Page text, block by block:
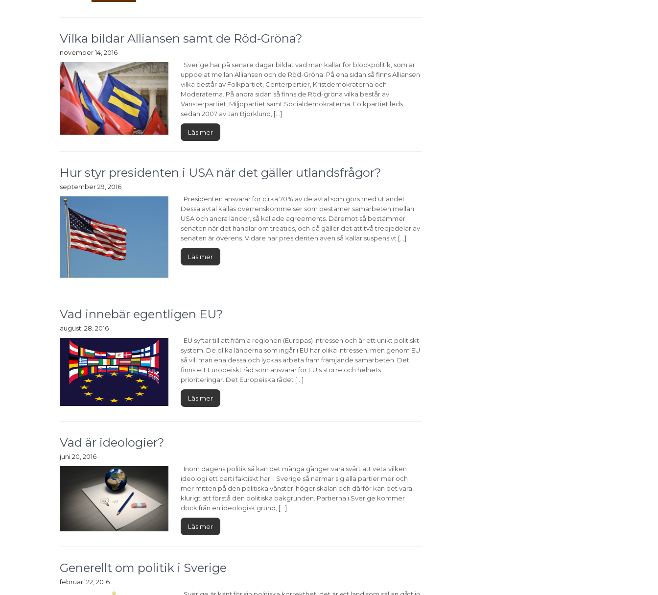
Vilka bildar Alliansen samt de Röd-Gröna?
november 14, 2016
Sverige har på senare dagar bildat vad man kallar för blockpolitik, som är
uppdelat mellan Alliansen och de Röd-Gröna. På ena sidan så finns Alliansen
vilka består av Folkpartiet, Centerpertier, Kristdemokraterna och
Moderaterna. På andra sidan så finns de Röd-gröna vilka består av
Vänsterpartiet, Miljöpartiet samt Socialdemokraterna. Folkpartiet leds
sedan 2007 av Jan Björklund, […]
Läs mer
Hur styr presidenten i USA när det gäller utlandsfrågor?
september 29, 2016
Presidenten ansvarar för cirka 70% av de avtal som görs med utlandet.
Dessa avtal kallas överrenskommelser som bestämer samarbeten mellan
USA och andra länder, så kallade agreements. Däremot så bestämmer
senaten när det handlar om treaties, och då gäller det att två tredjedelar av
senaten är överens. Vidare har presidenten även så kallar suspensivt […]
Läs mer
Vad innebär egentligen EU?
augusti 28, 2016
EU syftar till att främja regionen (Europas) intressen och är ett unikt politiskt
system. De olika länderna som ingår i EU har olika intressen, men genom EU
så vill man ena dessa och lyckas arbeta fram främjande samarbeten. Det
finns ett Europeiskt råd som ansvarar för EU:s större och helhets
prioriteringar. Det Europeiska rådet […]
Läs mer
Vad är ideologier?
juni 20, 2016
Inom dagens politik så kan det många gånger vara svårt att veta vilken
ideologi ett parti faktiskt har. I Sverige så närmar sig alla partier mer och
mer mitten på den politiska vänster-höger skalan och därför kan det vara
klurigt att förstå den politiska bakgrunden. Partierna i Sverige kommer
dock från en ideologisk grund, […]
Läs mer
Generellt om politik i Sverige
februari 22, 2016